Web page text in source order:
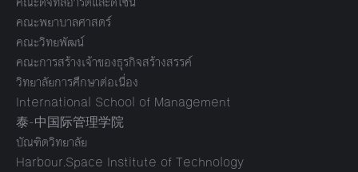
คณะพยาบาลศาสตร์
คณะวิทยพัฒน์
คณะการสร้างเจ้าของธุรกิจสร้างสรรค์
วิทยาลัยการศึกษาต่อเนื่อง
International School of Management
泰-中国际管理学院
บัณฑิตวิทยาลัย
Harbour.Space Institute of Technology